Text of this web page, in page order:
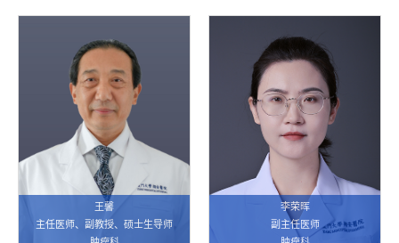
王馨
主任医师、副教授、硕士生导师
李荣晖
副主任医师